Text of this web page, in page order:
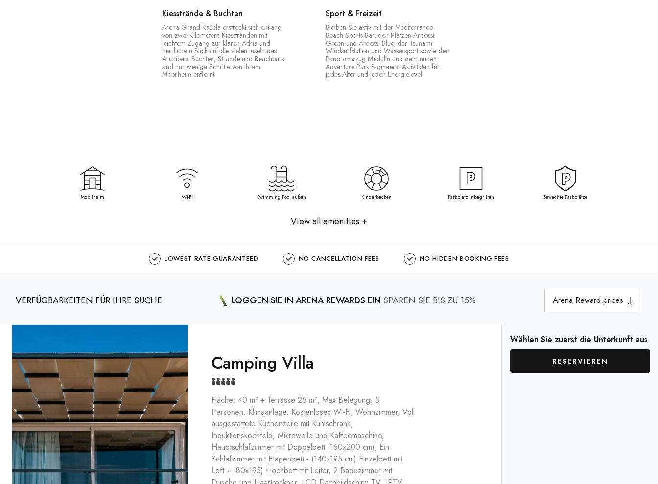
Kiesstrände & Buchten
Arena Grand Kažela erstreckt sich entlang
von zwei Kilometern Kiesstränden mit
leichtem Zugang zur klaren Adria und
herrlichem Blick auf die vielen Inseln des
Archipels. Buchten, Strände und Beachbars
sind nur wenige Schritte von Ihrem
Mobilheim entfernt.
Sport & Freizeit
Bleiben Sie aktiv mit der Mediterraneo
Beach Sports Bar, den Plätzen Ardossi
Green und Ardossi Blue, der Tsunami-
Windsurfstation und Wassersport sowie dem
Panoramazug Medulin und dem nahen
Adventure Park Bagheera. Aktivitäten für
jedes Alter und jeden Energielevel.
Mobilheim Wi-Fi Swimming Pool außen Kinderbecken Parkplatz inbegriffen Bewachte Parkplätze
View all amenities +
LOWEST RATE GUARANTEED NO CANCELLATION FEES NO HIDDEN BOOKING FEES
LOGGEN SIE IN ARENA REWARDS EIN SPAREN SIE BIS ZU 15% Arena Reward prices
VERFÜGBARKEITEN FÜR IHRE SUCHE
Camping Villa
Fläche: 40 m² + Terrasse 25 m², Max Belegung: 5
Personen, Klimaanlage, Kostenloses Wi-Fi, Wohnzimmer, Voll
ausgestattete Küchenzeile mit Kühlschrank,
Induktionskochfeld, Mikrowelle und Kaffeemaschine,
Hauptschlafzimmer mit Doppelbett (160x200 cm), Ein
Schlafzimmer mit Etagenbett - (140x195 cm) Einzelbett mit
Loft + (80x195) Hochbett mit Leiter, 2 Badezimmer mit
Wählen Sie zuerst die Unterkunft aus
RESERVIEREN